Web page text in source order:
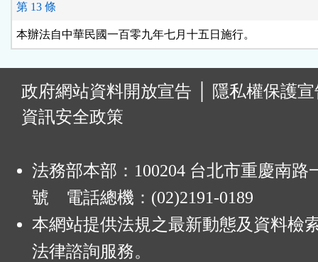
第 13 條
本辦法自中華民國一百零九年七月十五日施行。
政府網站資料開放宣告
隱私權保護
資訊安全政策
法務部本部：100204 台北市重慶南路
號 電話總機：(02)2191-0189
本網站提供法規之最新動態及資料檢
法律諮詢服務。